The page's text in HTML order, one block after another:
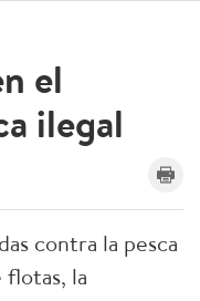
el
ilegal
contra la pesca
la